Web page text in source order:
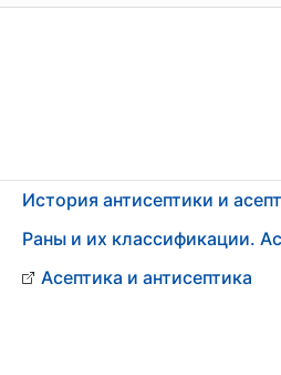
История антисептики и
Раны и их классификации.
Асептика и антисептика